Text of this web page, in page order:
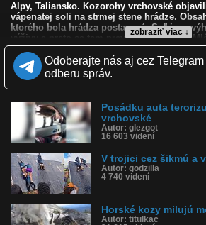
zobraziť viac ↓
Alpy, Taliansko. Kozorohy vrchovské
vápenatej soli na strmej stene hrádze.
ktorého bola hrádza postavená. Soľ je
výživy a preto sa tam pravidelne vracajú.
možnosť, iba svoje matky nasledovať. Pre
prekážka, no alpské kozorohy však hravo
hrádze.
Zverejnené: 28.11.2019 16:46
Páči sa: 97% (65 hlasov)
Obľúbené: 37
Komentárov: 74
Dľžka: 3:24
Kategória: zvieratká
Tagy: koza, kozorožec, kozorožec
taliansko
Odoberajte nás aj cez
odberu správ.
Posádku auta
vrchovské
Autor: glezgot
16 603 videní
V trojici cez šikmú a
Autor: godzilla
4 740 videní
Horské kozy milujú
Autor: titulkac